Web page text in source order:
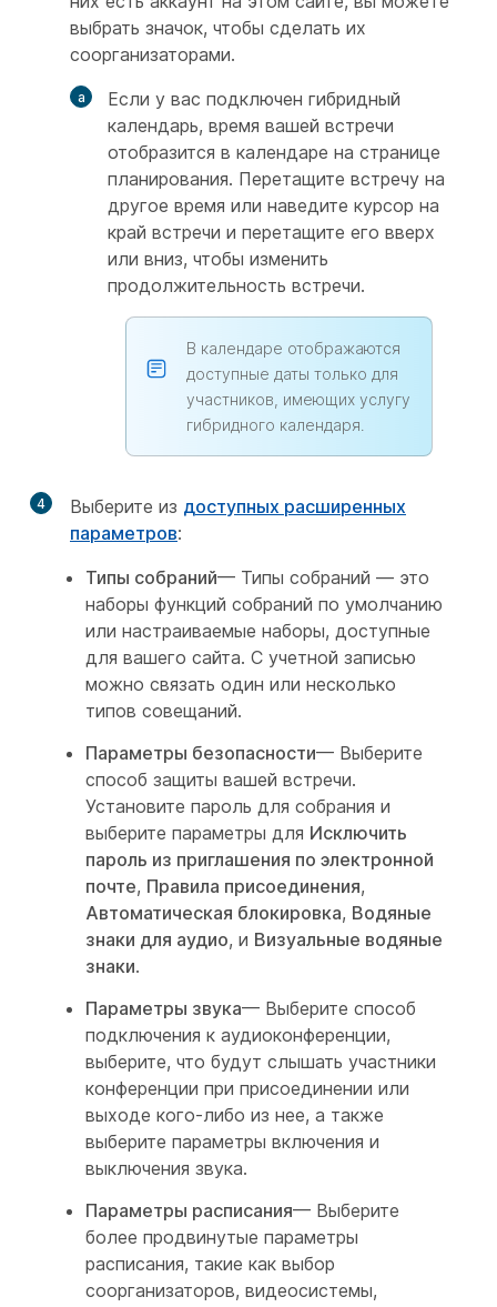
выбрать значок, чтобы сделать их
соорганизаторами.
Если у вас подключен гибридный
календарь, время вашей встречи
отобразится в календаре на странице
планирования. Перетащите встречу на
другое время или наведите курсор на
край встречи и перетащите его вверх
или вниз, чтобы изменить
продолжительность встречи.
В календаре отображаются
доступные даты только для
участников, имеющих услугу
гибридного календаря.
4 Выберите из доступных расширенных
параметров:
Типы собраний— Типы собраний — это
наборы функций собраний по умолчанию
или настраиваемые наборы, доступные
для вашего сайта. С учетной записью
можно связать один или несколько
типов совещаний.
Параметры безопасности— Выберите
способ защиты вашей встречи.
Установите пароль для собрания и
выберите параметры для Исключить
пароль из приглашения по электронной
почте, Правила присоединения,
Автоматическая блокировка, Водяные
знаки для аудио, и Визуальные водяные
знаки.
Параметры звука— Выберите способ
подключения к аудиоконференции,
выберите, что будут слышать участники
конференции при присоединении или
выходе кого-либо из нее, а также
выберите параметры включения и
выключения звука.
Параметры расписания— Выберите
более продвинутые параметры
расписания, такие как выбор
соорганизаторов, видеосистемы,